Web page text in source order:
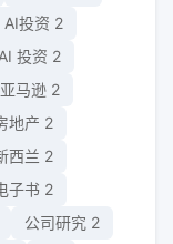
AI投资 2
AI 投资 2
亚马逊 2
地产 2
西兰 2
子书 2
公司研究 2